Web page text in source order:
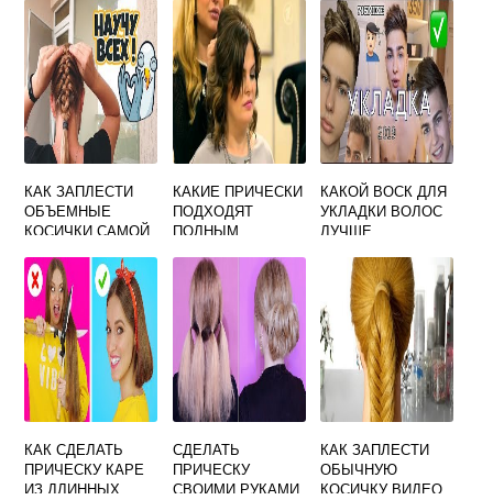
ДОМАШНИХ
УСЛОВИЯХ
КАК ЗАПЛЕСТИ
ОБЪЕМНЫЕ
КОСИЧКИ САМОЙ
КАКИЕ ПРИЧЕСКИ
ПОДХОДЯТ
ПОЛНЫМ
КАКОЙ ВОСК ДЛЯ
УКЛАДКИ ВОЛОС
ЛУЧШЕ
КАК СДЕЛАТЬ
ПРИЧЕСКУ КАРЕ
ИЗ ДЛИННЫХ
СДЕЛАТЬ
ПРИЧЕСКУ
СВОИМИ РУКАМИ
КАК ЗАПЛЕСТИ
ОБЫЧНУЮ
КОСИЧКУ ВИДЕО